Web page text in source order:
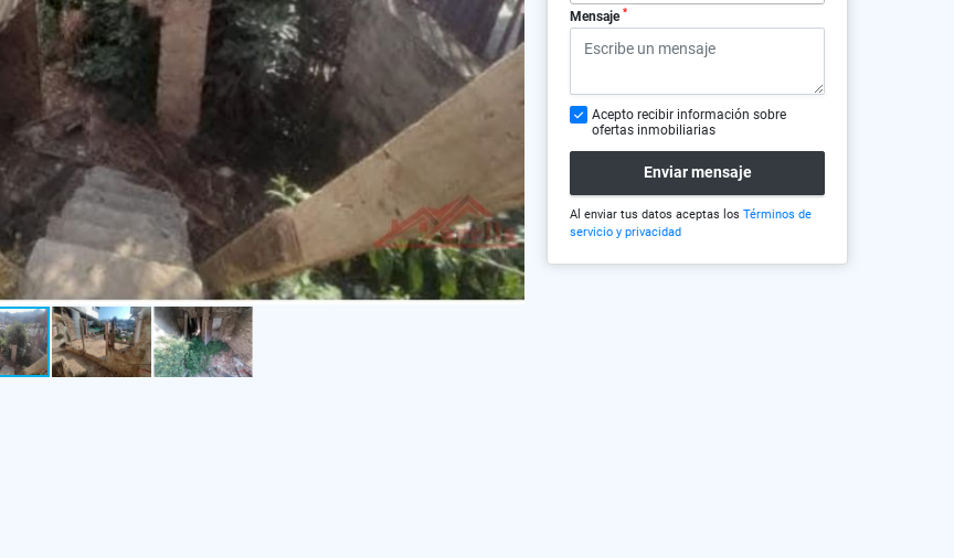
Mensaje *
Acepto recibir información sobre
ofertas inmobiliarias
Enviar mensaje
Al enviar tus datos aceptas los Términos de
servicio y privacidad